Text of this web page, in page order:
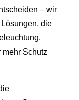
– wir
die
Schutz